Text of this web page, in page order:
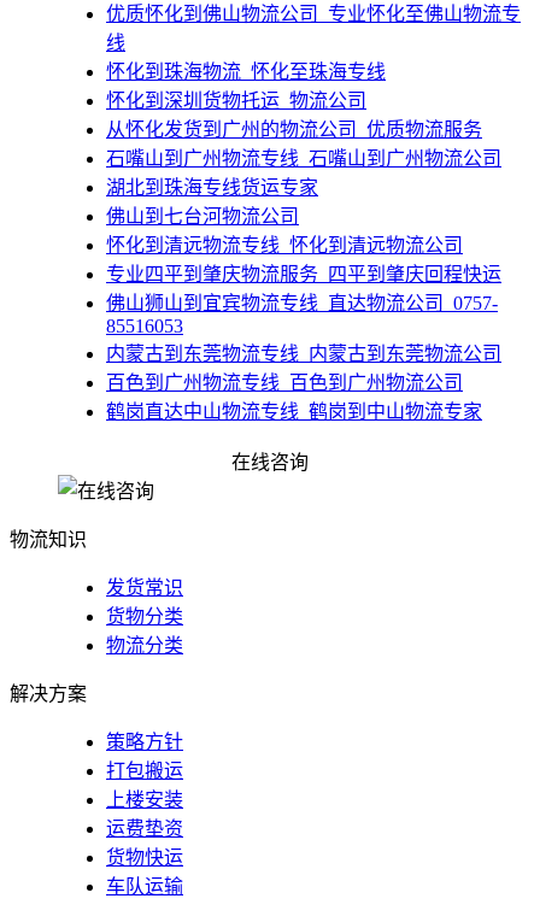
​优质怀化到佛山物流公司_专业怀化至佛山物流专
线
​怀化到珠海物流_怀化至珠海专线
​怀化到深圳货物托运_物流公司
​从怀化发货到广州的物流公司_优质物流服务
​石嘴山到广州物流专线_石嘴山到广州物流公司
湖北到珠海专线货运专家
佛山到七台河物流公司
​怀化到清远物流专线_怀化到清远物流公司
专业四平到肇庆物流服务_四平到肇庆回程快运
佛山狮山到宜宾物流专线_直达物流公司_0757-
85516053​
内蒙古到东莞物流专线_内蒙古到东莞物流公司
​百色到广州物流专线_百色到广州物流公司
​鹤岗直达中山物流专线_鹤岗到中山物流专家
佛山到徐州物流公司-佛山到徐州货运公司-佛山到
徐州专线
在线咨询
物流知识
发货常识
货物分类
物流分类
解决方案
策略方针
打包搬运
上楼安装
运费垫资
货物快运
车队运输